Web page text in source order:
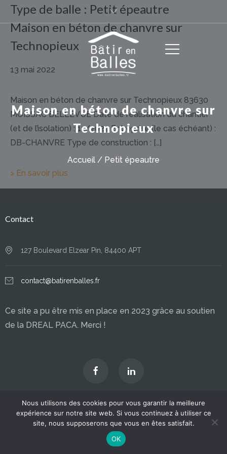
Maison en béton de chanvre sur
Technopieux
Accueil / Petit épeautre
Type de balle : Petit épeautre
Maison en béton de chanvre sur
Technopieux
13 mai 2022
Maison en béton de chanvre sur Technopieux 83630
MOISSAC BELLEVUE Date de réalisation du chantier
(et de l’isolation) : 11/2022 Entreprise (le cas échéant) :
DB-CHANVRE Type de construction : […]
> En savoir plus
Contact
127 Boulevard Elzear Pin, 84400 APT
contact@batirenballes.fr
Ce site a pu être mis en place en 2023 grâce au soutien
de la DREAL PACA. Merci !
© Copyright 2026Batir en Balles
Mentions légales
Nous utilisons des cookies pour vous garantir la meilleure
expérience sur notre site web. Si vous continuez à utiliser ce
site, nous supposerons que vous en êtes satisfait.
OK